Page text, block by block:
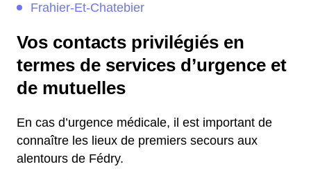
Frahier-Et-Chatebier
Vos contacts privilégiés en
termes de services d’urgence et
de mutuelles
En cas d’urgence médicale, il est important de
connaître les lieux de premiers secours aux
alentours de Fédry.